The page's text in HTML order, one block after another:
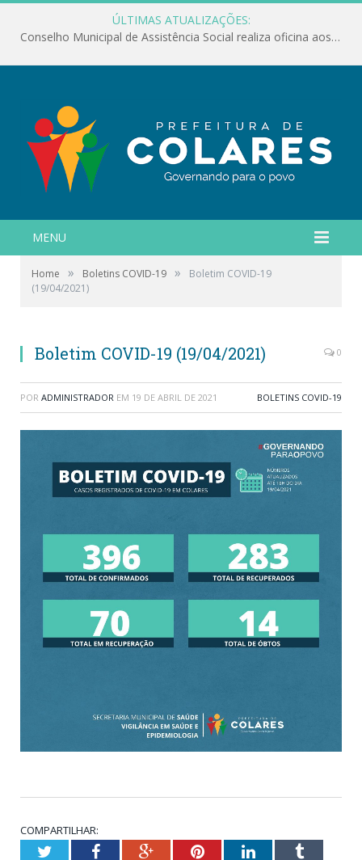
ÚLTIMAS ATUALIZAÇÕES:
Conselho Municipal de Assistência Social realiza oficina aos servidores
MENU
Home » Boletins COVID-19 »
Boletim COVID-19
(19/04/2021)
Boletim COVID-19 (19/04/2021) 0
POR ADMINISTRADOR EM 19 DE ABRIL DE 2021 BOLETINS COVID-19
COMPARTILHAR:
TwitterFacebookGoogle+PinterestLinkedInTumblr